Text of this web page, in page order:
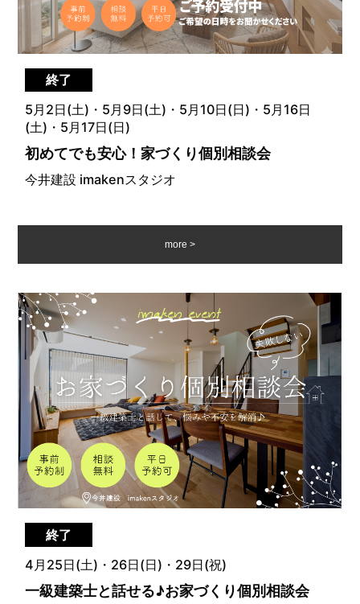
終了
5月2日(土)・5月9日(土)・5月10日(日)・5月16日
(土)・5月17日(日)
初めてでも安心！家づくり個別相談会
今井建設 imakenスタジオ
more
終了
4月25日(土)・26日(日)・29日(祝)
一級建築士と話せる♪お家づくり個別相談会